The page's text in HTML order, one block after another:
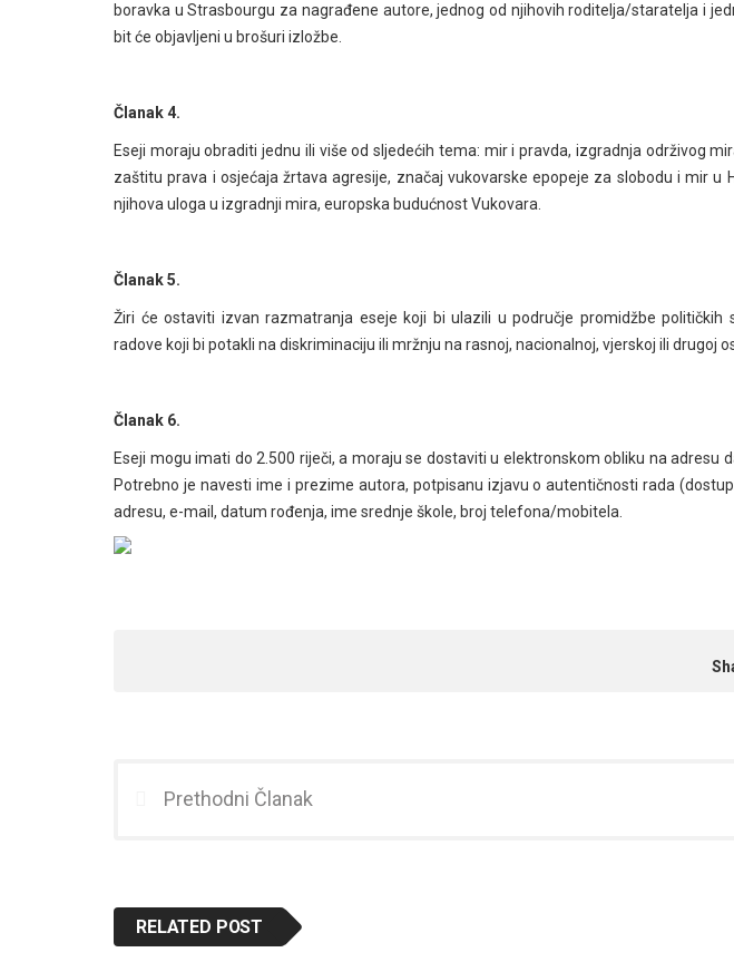
boravka u Strasbourgu za nagrađene autore, jednog od njihovih roditelja/staratelja i
bit će objavljeni u brošuri izložbe.
Članak 4.
Eseji moraju obraditi jednu ili više od sljedećih tema: mir i pravda, izgradnja održivog
zaštitu prava i osjećaja žrtava agresije, značaj vukovarske epopeje za slobodu i mir u
njihova uloga u izgradnji mira, europska budućnost Vukovara.
Članak 5.
Žiri će ostaviti izvan razmatranja eseje koji bi ulazili u područje promidžbe političkih
radove koji bi potakli na diskriminaciju ili mržnju na rasnoj, nacionalnoj, vjerskoj ili drugoj
Članak 6.
Eseji mogu imati do 2.500 riječi, a moraju se dostaviti u elektronskom obliku na adresu
Potrebno je navesti ime i prezime autora, potpisanu izjavu o autentičnosti rada
adresu, e-mail, datum rođenja, ime srednje škole, broj telefona/mobitela.
Prethodni Članak
RELATED POST